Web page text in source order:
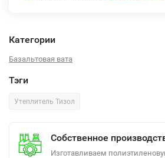
Категории
Базальтовая вата
Тэги
Утеплитель Тизол
Собственное
Изготавливаем